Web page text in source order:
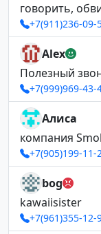
говорить,
+7(911)236-09-
Alex
Полезный
+7(999)969-43-
Алиса
компания
+7(905)199-11-
bog
kawaiisister
+7(961)355-12-